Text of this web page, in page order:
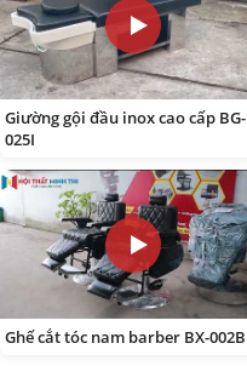
Giường gội đầu inox cao cấp BG-
025I
Ghế cắt tóc nam barber BX-002B